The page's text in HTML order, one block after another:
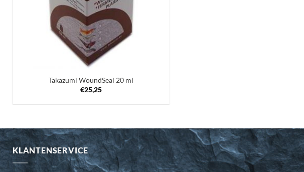
Takazumi WoundSeal 20 ml
€25,25
KLANTENSERVICE